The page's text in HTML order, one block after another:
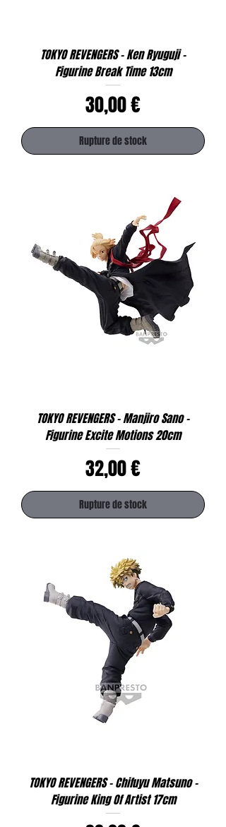
TOKYO REVENGERS - Ken Ryuguji -
Figurine Break Time 13cm
Prix
30,00 €
Rupture de stock
TOKYO REVENGERS - Manjiro Sano -
Figurine Excite Motions 20cm
Prix
32,00 €
Rupture de stock
TOKYO REVENGERS - Chifuyu Matsuno -
Figurine King Of Artist 17cm